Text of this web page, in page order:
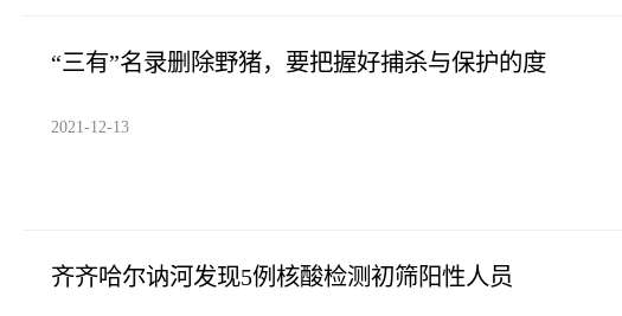
“三有”名录删除野猪，要把握好捕杀与保护的度
2021-12-13
齐齐哈尔讷河发现5例核酸检测初筛阳性人员